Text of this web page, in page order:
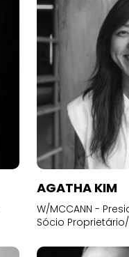
AGATHA KIM
W/MCCANN -
Sócio